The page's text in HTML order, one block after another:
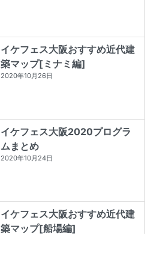
イケフェス大阪おすすめ近代建
築マップ[ミナミ編]
2020年10月26日
イケフェス大阪2020プログラ
ムまとめ
2020年10月24日
イケフェス大阪おすすめ近代建
築マップ[船場編]